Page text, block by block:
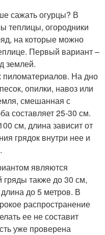
сажать огурцы? В
теплицы, огородники
на которые можно
Первый вариант –
землей.
пиломатериалов. На дно
опилки, навоз или
смешанная с
составляет 25-30 см.
см, длина зависит от
грядок внутри нее и
являются
гряды также до 30 см,
до 5 метров. В
распространение
ее не составит
уже проверена